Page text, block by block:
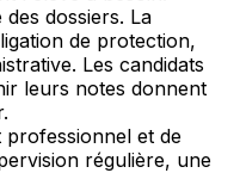
dossiers. La
de protection,
Les candidats
leurs notes donnent
professionnel et de
régulière, une